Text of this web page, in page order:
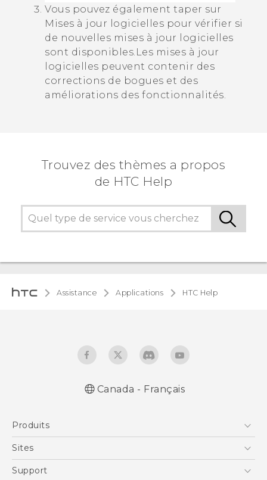
Vous pouvez également taper sur
Mises à jour logicielles pour vérifier si
de nouvelles mises à jour logicielles
sont disponibles. Les mises à jour
logicielles peuvent contenir des
corrections de bogues et des
améliorations des fonctionnalités.
Trouvez des thèmes a propos
de HTC Help
Assistance Applications HTC Help
Canada - Français
Produits
5G
Sites
HTC Dev
Support